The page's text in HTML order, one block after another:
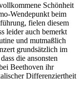
Schönheit
Wendepunkt beim
fielen diesem
leider auch bemerkt
und mutmaßlich
grundsätzlich im
die ansonsten
Beethoven ihr
Differenziertheit